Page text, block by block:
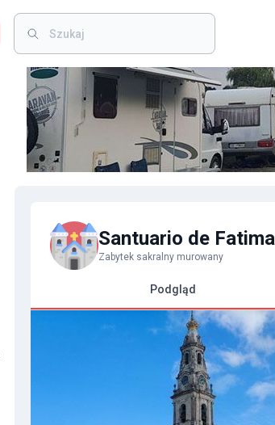
Santuario de Fatima
Zabytek sakralny murowany
Podgląd